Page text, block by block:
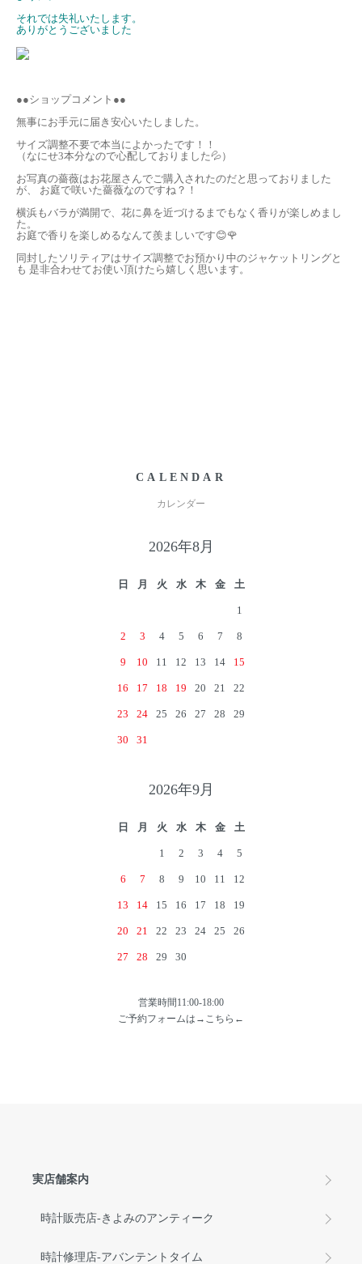
それでは失礼いたします。
ありがとうございました
●●ショップコメント●●
無事にお手元に届き安心いたしました。
サイズ調整不要で本当によかったです！！
（なにせ3本分なので心配しておりました💦）
お写真の薔薇はお花屋さんでご購入されたのだと思っておりました
が、 お庭で咲いた薔薇なのですね？！
横浜もバラが満開で、花に鼻を近づけるまでもなく香りが楽しめまし
た。
お庭で香りを楽しめるなんて羨ましいです😊🌹
同封したソリティアはサイズ調整でお預かり中のジャケットリングと
も 是非合わせてお使い頂けたら嬉しく思います。
CALENDAR
カレンダー
2026年8月
日 月 火 水 木 金 土
1
2 3 4 5 6 7 8
9 10 11 12 13 14 15
16 17 18 19 20 21 22
23 24 25 26 27 28 29
30 31
2026年9月
日 月 火 水 木 金 土
1 2 3 4 5
6 7 8 9 10 11 12
13 14 15 16 17 18 19
20 21 22 23 24 25 26
27 28 29 30
営業時間11:00-18:00
ご予約フォームは→ こちら ←
実店舗案内
時計販売店-きよみのアンティーク
時計修理店-アバンテントタイム